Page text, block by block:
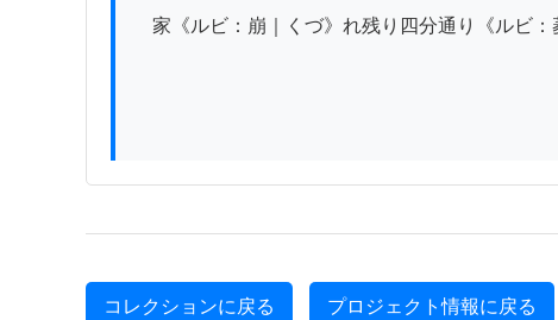
家《ルビ：崩｜くづ》れ残り四分通り《ルビ
コレクションに戻る プロジェクト情報に戻る